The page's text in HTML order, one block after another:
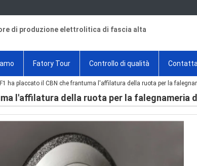
di produzione elettrolitica di fascia alta
Fatory Tour Controllo di qualità
ha placcato il CBN che frantuma l'affilatura della ruota per la
l'affilatura della ruota per la falegnameria